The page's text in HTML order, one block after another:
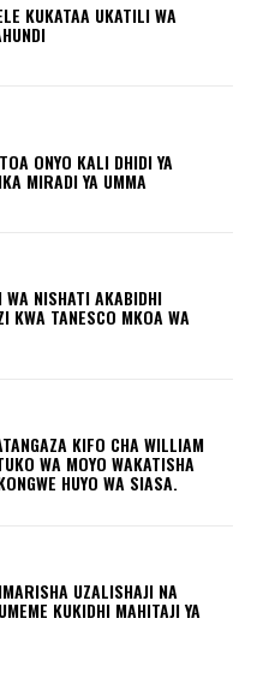
KUKATAA UKATILI WA
ONYO KALI DHIDI YA
MIRADI YA UMMA
WA NISHATI AKABIDHI
KWA TANESCO MKOA WA
KIFO CHA WILLIAM
WA MOYO WAKATISHA
HUYO WA SIASA.
UZALISHAJI NA
KUKIDHI MAHITAJI YA